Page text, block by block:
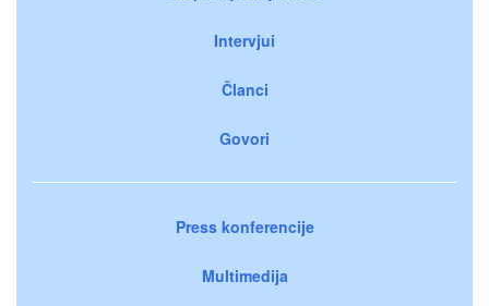
Intervjui
Članci
Govori
Press konferencije
Multimedija